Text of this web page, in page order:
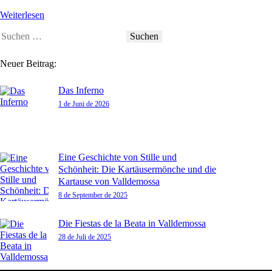
Weiterlesen
Neuer Beitrag:
Das Inferno
1 de Juni de 2026
Eine Geschichte von Stille und
Schönheit: Die Kartäusermönche und die
Kartause von Valldemossa
8 de September de 2025
Die Fiestas de la Beata in Valldemossa
28 de Juli de 2025